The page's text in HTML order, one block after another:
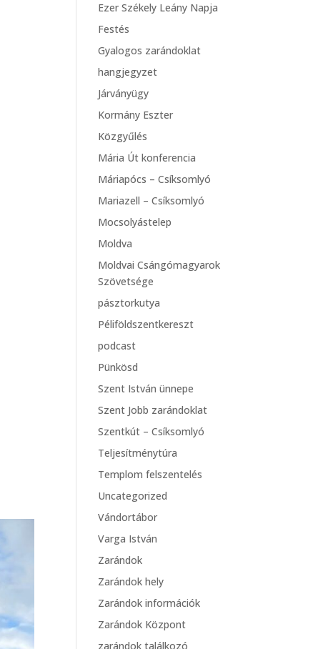
Ezer Székely Leány Napja
Festés
Gyalogos zarándoklat
hangjegyzet
Járványügy
Kormány Eszter
Közgyűlés
Mária Út konferencia
Máriapócs – Csíksomlyó
Mariazell – Csíksomlyó
Mocsolyástelep
Moldva
Moldvai Csángómagyarok
Szövetsége
pásztorkutya
Péliföldszentkereszt
podcast
Pünkösd
Szent István ünnepe
Szent Jobb zarándoklat
Szentkút – Csíksomlyó
Teljesítménytúra
Templom felszentelés
Uncategorized
Vándortábor
Varga István
Zarándok
Zarándok hely
Zarándok információk
Zarándok Központ
zarándok találkozó